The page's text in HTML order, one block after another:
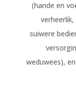
(hande en
suiwere
weduwees),